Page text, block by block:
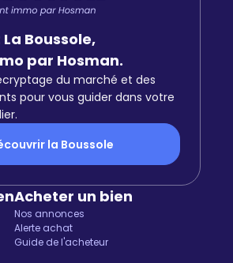
Boussole,
par Hosman.
du marché et des
pour vous guider dans votre
la Boussole
Acheter un bien
Nos annonces
Alerte achat
Guide de l'acheteur